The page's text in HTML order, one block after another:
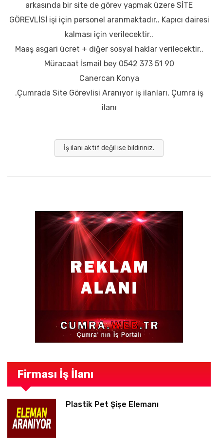
arkasında bir site de görev yapmak üzere SİTE
GÖREVLİSİ işi için personel aranmaktadır.. Kapıcı dairesi
kalması için verilecektir..
Maaş asgari ücret + diğer sosyal haklar verilecektir..
Müracaat İsmail bey 0542 373 51 90
Canercan Konya
.Çumrada Site Görevlisi Aranıyor iş ilanları, Çumra iş
ilanı
İş ilanı aktif değil ise bildiriniz.
Firması İş İlanı
Plastik Pet Şişe Elemanı